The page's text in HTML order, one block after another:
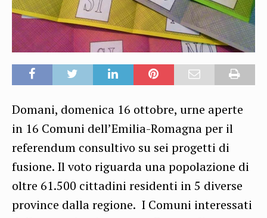
Domani, domenica 16 ottobre, urne aperte
in 16 Comuni dell’Emilia-Romagna per il
referendum consultivo su sei progetti di
fusione. Il voto riguarda una popolazione di
oltre 61.500 cittadini residenti in 5 diverse
province dalla regione. I Comuni interessati